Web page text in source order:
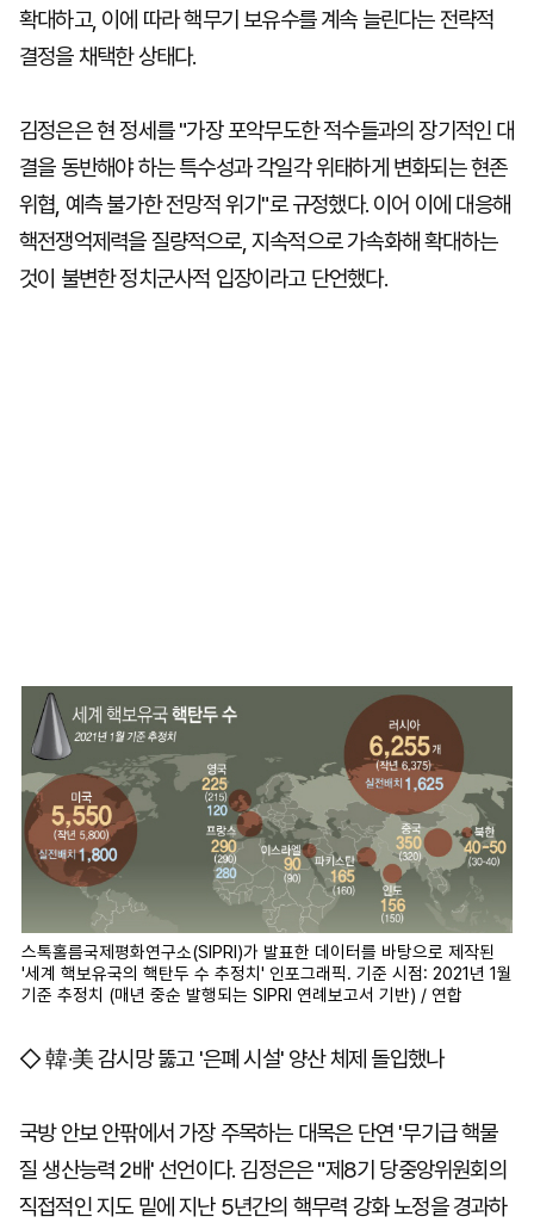
확대하고, 이에 따라 핵무기 보유수를 계속 늘린다는 전략적
결정을 채택한 상태다.
김정은은 현 정세를 "가장 포악무도한 적수들과의 장기적인 대
결을 동반해야 하는 특수성과 각일각 위태하게 변화되는 현존
위협, 예측 불가한 전망적 위기"로 규정했다. 이어 이에 대응해
핵전쟁억제력을 질량적으로, 지속적으로 가속화해 확대하는
것이 불변한 정치군사적 입장이라고 단언했다.
스톡홀름국제평화연구소(SIPRI)가 발표한 데이터를 바탕으로 제작된
'세계 핵보유국의 핵탄두 수 추정치' 인포그래픽. 기준 시점: 2021년 1월
기준 추정치 (매년 중순 발행되는 SIPRI 연례보고서 기반) / 연합
◇ 韓·美 감시망 뚫고 '은폐 시설' 양산 체제 돌입했나
국방 안보 안팎에서 가장 주목하는 대목은 단연 '무기급 핵물
질 생산능력 2배' 선언이다. 김정은은 "제8기 당중앙위원회의
직접적인 지도 밑에 지난 5년간의 핵무력 강화 노정을 경과하